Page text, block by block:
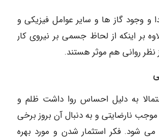
و وجود گاز ها و سایر عوامل فیزیکی و
بر اینکه از لحاظ جسمی بر نیروی کار
نظر روانی هم موثر هستند.
به دلیل احساس روا داشت ظلم و
نارضایتی و به دنبال آن بروز برخی
می شود. فکر استثمار شدن و مورد بهره